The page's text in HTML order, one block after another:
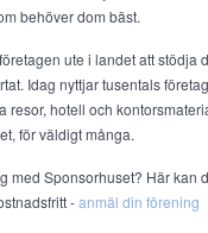
behöver dom bäst.
ute i landet att stödja
Idag nyttjar tusentals
resor, hotell och
för väldigt många.
med Sponsorhuset? Här kan
-anmäl din förening